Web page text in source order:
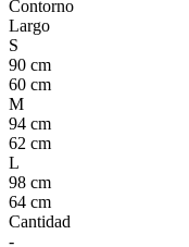
Contorno
Largo
S
90 cm
60 cm
M
94 cm
62 cm
L
98 cm
64 cm
Cantidad
-